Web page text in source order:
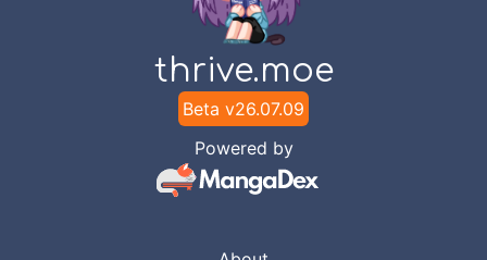
thrive.moe
Beta v26.07.09
Powered by